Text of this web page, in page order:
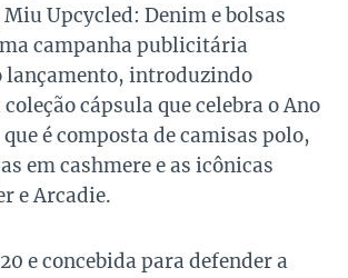
Upcycled: Denim e bolsas
campanha publicitária
lançamento, introduzindo
cápsula que celebra o Ano
é composta de camisas polo,
em cashmere e as icônicas
e Arcadie.
e concebida para defender a